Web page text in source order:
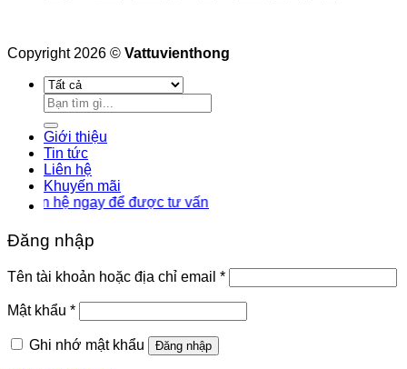
Copyright 2026 © Vattuvienthong
Tìm
kiếm:
Giới thiệu
Tin tức
Liên hệ
Khuyến mãi
ngay để được tư vấn
Đăng nhập
Tên tài khoản hoặc địa chỉ email *Bắt
buộc
Mật khẩu *Bắt
buộc
Ghi nhớ mật khẩu
Đăng nhập